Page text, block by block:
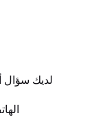
لديك سؤال
الهاتف :